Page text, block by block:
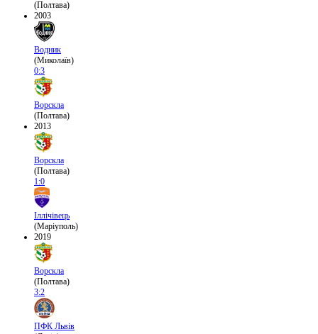
(Полтава)
2003
Водник
(Миколаїв)
0:3
Ворскла
(Полтава)
2013
Ворскла
(Полтава)
1:0
Іллічівець
(Маріуполь)
2019
Ворскла
(Полтава)
3:2
ПФК Львів